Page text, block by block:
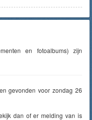
en fotoalbums) zijn
gevonden voor zondag 26
dan of er melding van is